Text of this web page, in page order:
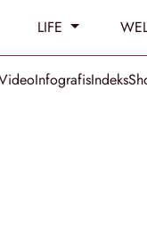
LIFE
InfografisIndeks